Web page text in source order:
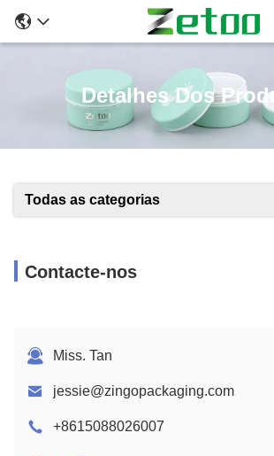
Detalhes Dos
Todas as categorias
Contacte-nos
Miss. Tan
jessie@zingopackaging.com
+8615088026007